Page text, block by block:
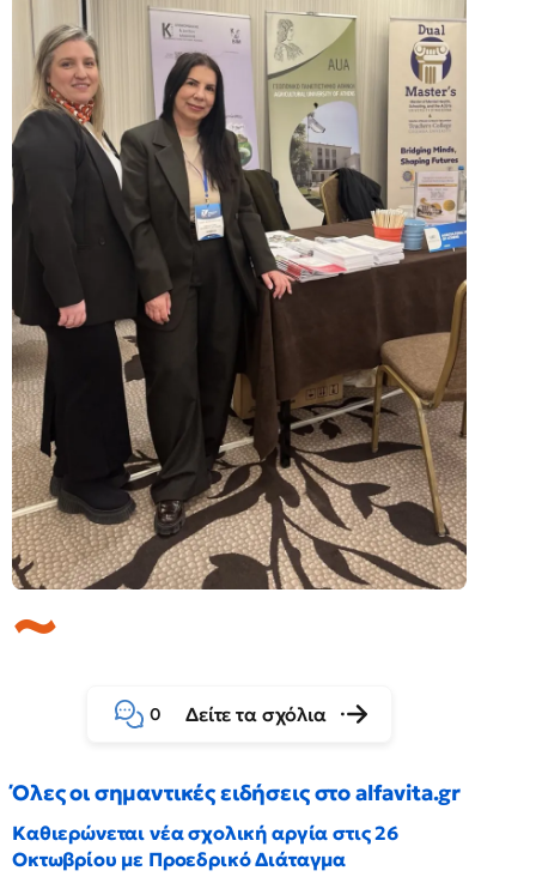
0 Δείτε τα σχόλια
Όλες οι σημαντικές ειδήσεις στο alfavita.gr
Καθιερώνεται νέα σχολική αργία στις 26
Οκτωβρίου με Προεδρικό Διάταγμα